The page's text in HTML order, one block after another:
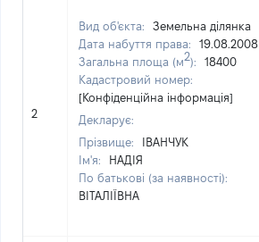
2
Вид об'єкта:
Земельна ділянка
Дата набуття права:
19.08.2008
Загальна площа (м2):
18400
Кадастровий номер:
[Конфіденційна інформація]
Декларує:
Прізвище:
ІВАНЧУК
Ім'я:
НАДІЯ
По батькові (за наявності):
ВІТАЛІЇВНА